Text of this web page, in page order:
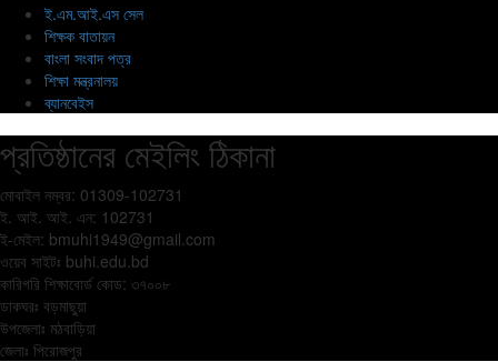
ই.এম.আই.এস সেল
শিক্ষক বাতায়ন
বাংলা সংবাদ পত্র
শিক্ষা মন্ত্রনালয়
ব্যানবেইস
প্রতিষ্ঠানের মেইলিং ঠিকানা
মোবাইল নম্বর: 01309-102731
ই. আই. আই. এন: 102731
ই-মেইল: bmuhi1949@gmail.com
ওয়েব সাইটঃ buhi.edu.bd
কারিগরি শিক্ষাবোর্ড কোড: ৩৭০০৮
ডাকঘরঃ বড়মাছুয়া
উপজেলাঃ মঠবাড়িয়া
জেলাঃ পিরোজপুর